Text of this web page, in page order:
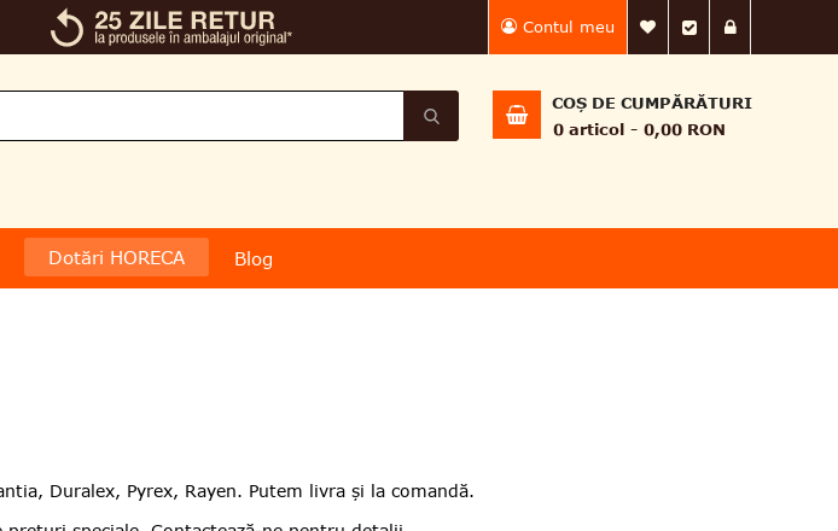
Contul meu Lista Mea de
Finalizează
COȘ DE CUMPĂRĂTURI
0 articol 0,00 RON
Dotări HORECA Blog
Duralex, Pyrex, Rayen. Putem livra și la comandă.